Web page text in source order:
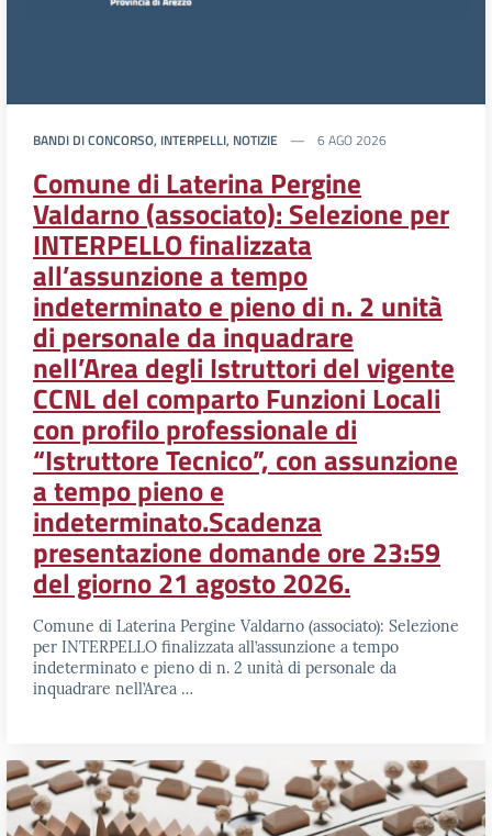
BANDI DI CONCORSO, INTERPELLI, NOTIZIE 6 AGO 2026
Comune di Laterina Pergine
Valdarno (associato): Selezione per
INTERPELLO finalizzata
all’assunzione a tempo
indeterminato e pieno di n. 2 unità
di personale da inquadrare
nell’Area degli Istruttori del vigente
CCNL del comparto Funzioni Locali
con profilo professionale di
“Istruttore Tecnico”, con assunzione
a tempo pieno e
indeterminato.Scadenza
presentazione domande ore 23:59
del giorno 21 agosto 2026.
Comune di Laterina Pergine Valdarno (associato): Selezione
per INTERPELLO finalizzata all’assunzione a tempo
indeterminato e pieno di n. 2 unità di personale da
inquadrare nell’Area …